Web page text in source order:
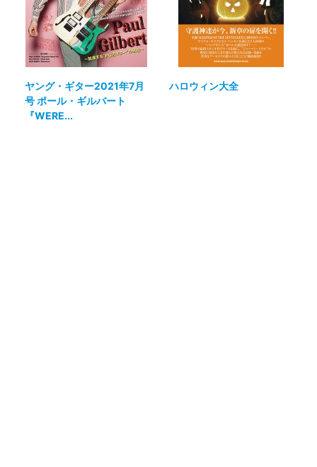
ヤング・ギター2021年7月
号 ポール・ギルバート
『WERE...
ハロウィン大全